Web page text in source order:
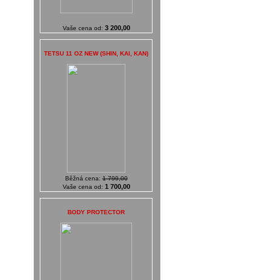
Vaše cena od: 3 200,00
TETSU 11 OZ NEW (SHIN, KAI, KAN)
Běžná cena:1 799,00
Vaše cena od: 1 700,00
BODY PROTECTOR